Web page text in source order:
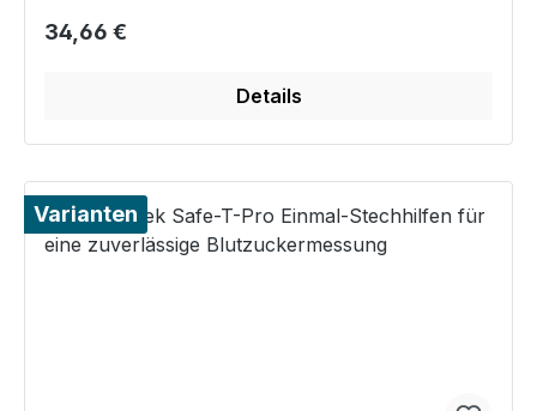
Regulärer Preis:
34,66 €
Details
Varianten